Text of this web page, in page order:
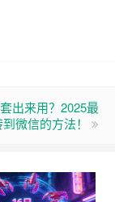
出来用？2025最
微信的方法！